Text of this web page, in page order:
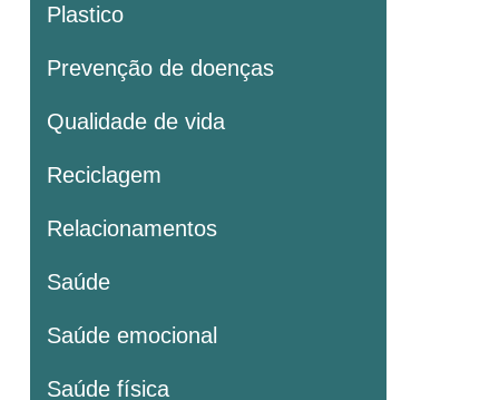
Plastico
Prevenção de doenças
Qualidade de vida
Reciclagem
Relacionamentos
Saúde
Saúde emocional
Saúde física